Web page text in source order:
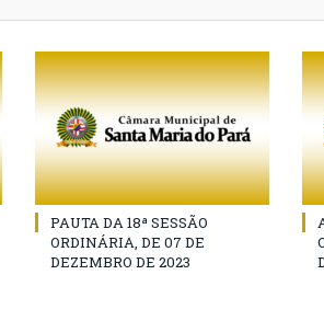
PAUTA DA 18ª SESSÃO
ORDINÁRIA, DE 07 DE
DEZEMBRO DE 2023